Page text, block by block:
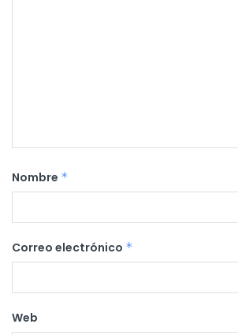
Nombre *
Correo electrónico *
Web